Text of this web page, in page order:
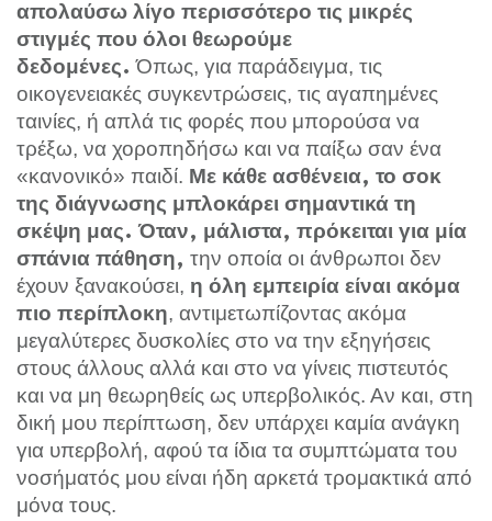
απολαύσω λίγο περισσότερο τις μικρές
στιγμές που όλοι θεωρούμε
δεδομένες.Όπως, για παράδειγμα, τις
οικογενειακές συγκεντρώσεις, τις αγαπημένες
ταινίες, ή απλά τις φορές που μπορούσα να
τρέξω, να χοροπηδήσω και να παίξω σαν ένα
«κανονικό» παιδί. Με κάθε ασθένεια, το σοκ
της διάγνωσης μπλοκάρει σημαντικά τη
σκέψη μας. Όταν, μάλιστα, πρόκειται για μία
σπάνια πάθηση, την οποία οι άνθρωποι δεν
έχουν ξανακούσει, η όλη εμπειρία είναι ακόμα
πιο περίπλοκη, αντιμετωπίζοντας ακόμα
μεγαλύτερες δυσκολίες στο να την εξηγήσεις
στους άλλους αλλά και στο να γίνεις πιστευτός
και να μη θεωρηθείς ως υπερβολικός. Αν και, στη
δική μου περίπτωση, δεν υπάρχει καμία ανάγκη
για υπερβολή, αφού τα ίδια τα συμπτώματα του
νοσήματός μου είναι ήδη αρκετά τρομακτικά από
μόνα τους.